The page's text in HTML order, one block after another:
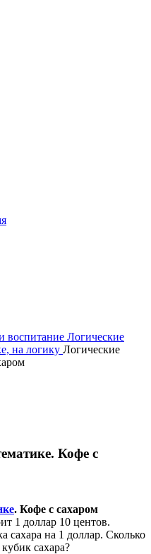
воспитание Логические
на логику Логические
Кофе с
. Кофе с сахаром
1 доллар 10 центов.
сахара на 1 доллар. Сколько
сахара?